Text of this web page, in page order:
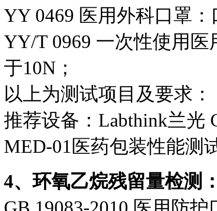
YY 0469 医用外科口罩
YY/T 0969 一次性使用
于10N；
以上为测试项目及要求：
推荐设备：Labthink兰光
MED-01医药包装性能测
4、环氧乙烷残留量检测